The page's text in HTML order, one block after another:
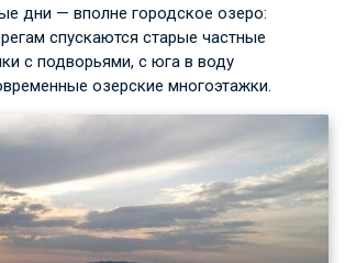
дни — вполне городское озеро:
спускаются старые частные
с подворьями, с юга в воду
озерские многоэтажки.